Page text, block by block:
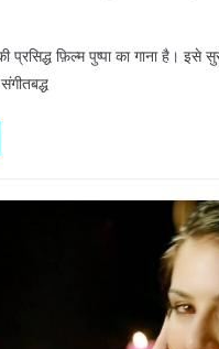
प्रसिद्ध फ़िल्म पुष्पा का गाना है। इसे